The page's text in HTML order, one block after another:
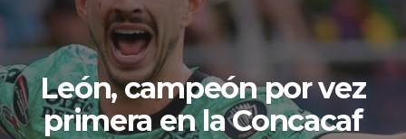
León, campeón por vez
primera en la Concacaf